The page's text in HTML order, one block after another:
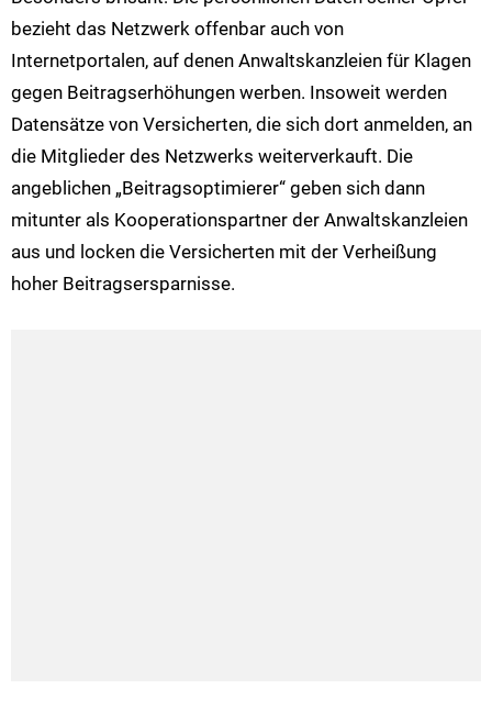
bezieht das Netzwerk offenbar auch von
Internetportalen, auf denen Anwaltskanzleien für Klagen
gegen Beitragserhöhungen werben. Insoweit werden
Datensätze von Versicherten, die sich dort anmelden, an
die Mitglieder des Netzwerks weiterverkauft. Die
angeblichen „Beitragsoptimierer“ geben sich dann
mitunter als Kooperationspartner der Anwaltskanzleien
aus und locken die Versicherten mit der Verheißung
hoher Beitragsersparnisse.